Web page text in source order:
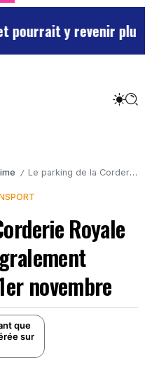
y revenir plus
/ Le parking de la Corderie Royale de Rochefort intégralement gratuit depuis ce 1er novembre
Royale
novembre
que
sur